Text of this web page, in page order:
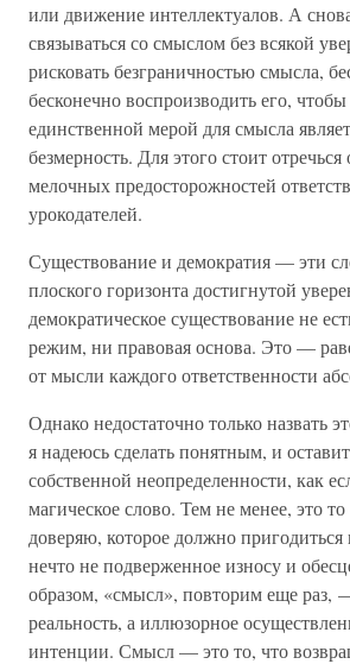
или движение интеллектуалов. А
связываться со смыслом без всякой
рисковать безграничностью смысла,
бесконечно воспроизводить его,
единственной мерой для смысла
безмерность. Для этого стоит
мелочных предосторожностей
урокодателей.
Существование и демократия — эти
плоского горизонта достигнутой
демократическое существование не
режим, ни правовая основа. Это —
от мысли каждого ответственности
Однако недостаточно только назвать
я надеюсь сделать понятным, и
собственной неопределенности, как
магическое слово. Тем не менее, это
доверяю, которое должно пригодиться
нечто не подверженное износу и
образом, «смысл», повторим еще раз,
реальность, а иллюзорное
интенции. Смысл — это то, что